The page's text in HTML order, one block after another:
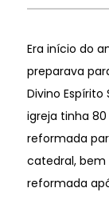
Era início do
preparava
Divino
igreja tinha
reformada
catedral, bem
reformada